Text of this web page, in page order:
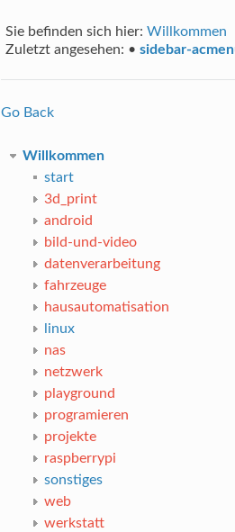
Sie befinden sich hier:Willkommen
Zuletzt angesehen: • sidebar-
Go Back
Willkommen
start
3d_print
android
bild-und-video
datenverarbeitung
fahrzeuge
hausautomatisation
linux
nas
netzwerk
playground
programieren
projekte
raspberrypi
sonstiges
web
werkstatt